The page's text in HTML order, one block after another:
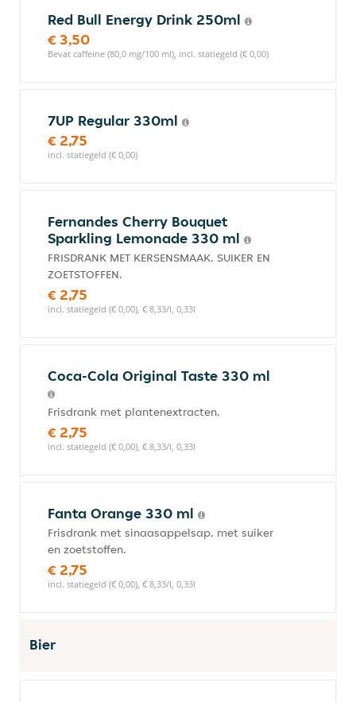
Red Bull Energy Drink 250ml
€ 3,50
Bevat caffeine (80,0 mg/100 ml), incl. statiegeld (€ 0,00)
7UP Regular 330ml
€ 2,75
incl. statiegeld (€ 0,00)
Fernandes Cherry Bouquet
Sparkling Lemonade 330 ml
FRISDRANK MET KERSENSMAAK, SUIKER EN
ZOETSTOFFEN.
€ 2,75
incl. statiegeld (€ 0,00), € 8,33/l, 0,33l
Coca-Cola Original Taste 330 ml
Frisdrank met plantenextracten.
€ 2,75
incl. statiegeld (€ 0,00), € 8,33/l, 0,33l
Fanta Orange 330 ml
Frisdrank met sinaasappelsap, met suiker
en zoetstoffen.
€ 2,75
incl. statiegeld (€ 0,00), € 8,33/l, 0,33l
Bier